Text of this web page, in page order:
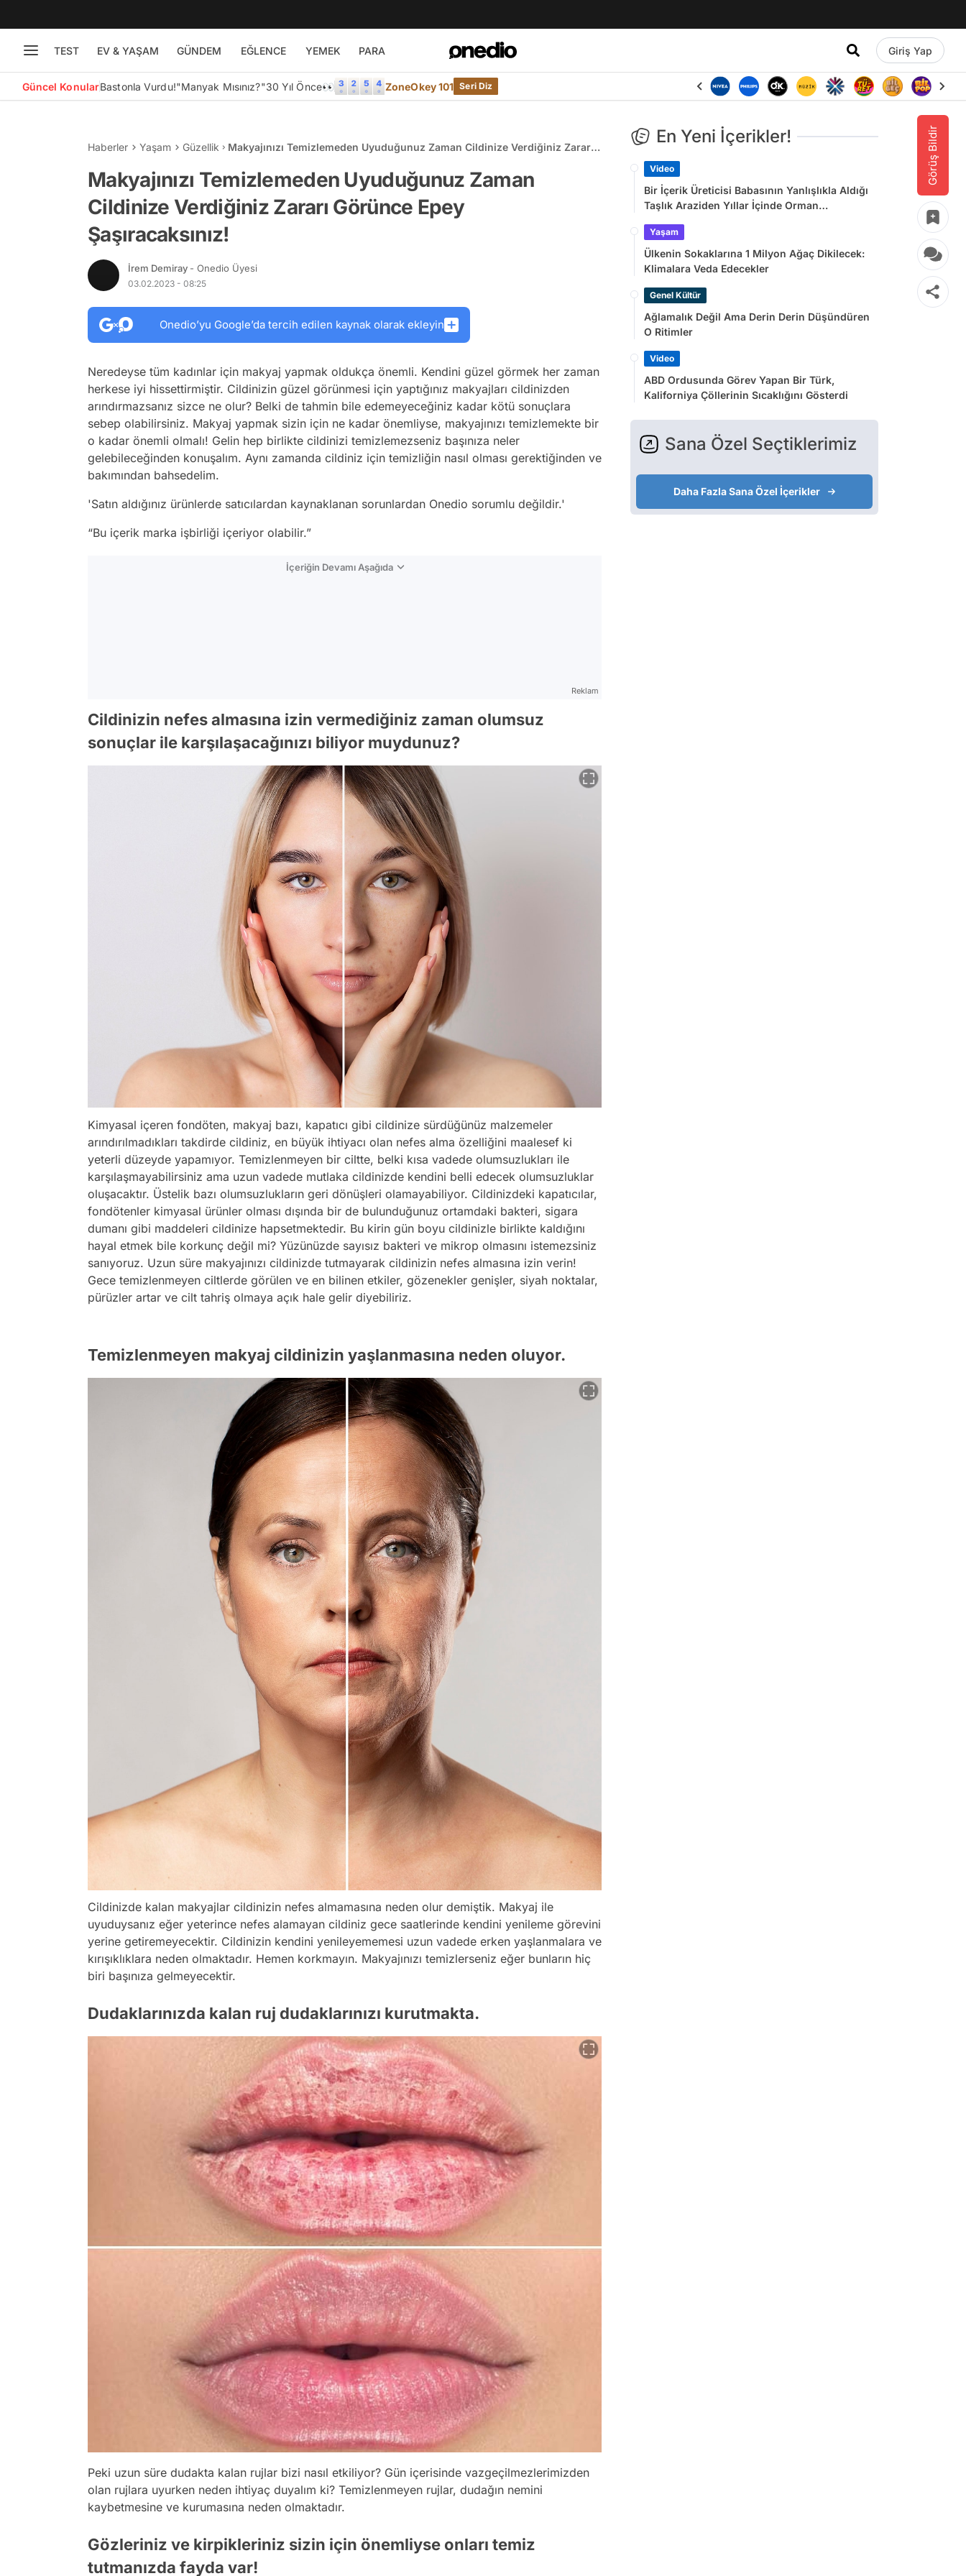
TEST EV & YAŞAM GÜNDEM EĞLENCE YEMEK PARA Giriş Yap
Güncel KonularBastonla Vurdu!"Manyak Mısınız?"30 Yıl Önce👀 ZoneOkey 101 Seri Diz
Görüş Bildir
Haberler Yaşam Güzellik
Makyajınızı Temizlemeden Uyuduğunuz Zaman Cildinize Verdiğiniz Zararı
Makyajınızı Temizlemeden Uyuduğunuz Zaman
Cildinize Verdiğiniz Zararı Görünce Epey
Şaşıracaksınız!
İrem Demiray - Onedio Üyesi
03.02.2023 - 08:25
Onedio’yu Google’da tercih edilen kaynak olarak ekleyin
Neredeyse tüm kadınlar için makyaj yapmak oldukça önemli. Kendini güzel görmek her zaman
herkese iyi hissettirmiştir. Cildinizin güzel görünmesi için yaptığınız makyajları cildinizden
arındırmazsanız sizce ne olur? Belki de tahmin bile edemeyeceğiniz kadar kötü sonuçlara
sebep olabilirsiniz. Makyaj yapmak sizin için ne kadar önemliyse, makyajınızı temizlemekte bir
o kadar önemli olmalı! Gelin hep birlikte cildinizi temizlemezseniz başınıza neler
gelebileceğinden konuşalım. Aynı zamanda cildiniz için temizliğin nasıl olması gerektiğinden ve
bakımından bahsedelim.
'Satın aldığınız ürünlerde satıcılardan kaynaklanan sorunlardan Onedio sorumlu değildir.'
“Bu içerik marka işbirliği içeriyor olabilir.”
İçeriğin Devamı Aşağıda
Reklam
Cildinizin nefes almasına izin vermediğiniz zaman olumsuz
sonuçlar ile karşılaşacağınızı biliyor muydunuz?
Kimyasal içeren fondöten, makyaj bazı, kapatıcı gibi cildinize sürdüğünüz malzemeler
arındırılmadıkları takdirde cildiniz, en büyük ihtiyacı olan nefes alma özelliğini maalesef ki
yeterli düzeyde yapamıyor. Temizlenmeyen bir ciltte, belki kısa vadede olumsuzlukları ile
karşılaşmayabilirsiniz ama uzun vadede mutlaka cildinizde kendini belli edecek olumsuzluklar
oluşacaktır. Üstelik bazı olumsuzlukların geri dönüşleri olamayabiliyor. Cildinizdeki kapatıcılar,
fondötenler kimyasal ürünler olması dışında bir de bulunduğunuz ortamdaki bakteri, sigara
dumanı gibi maddeleri cildinize hapsetmektedir. Bu kirin gün boyu cildinizle birlikte kaldığını
hayal etmek bile korkunç değil mi? Yüzünüzde sayısız bakteri ve mikrop olmasını istemezsiniz
sanıyoruz. Uzun süre makyajınızı cildinizde tutmayarak cildinizin nefes almasına izin verin!
Gece temizlenmeyen ciltlerde görülen ve en bilinen etkiler, gözenekler genişler, siyah noktalar,
pürüzler artar ve cilt tahriş olmaya açık hale gelir diyebiliriz.
Temizlenmeyen makyaj cildinizin yaşlanmasına neden oluyor.
Cildinizde kalan makyajlar cildinizin nefes almamasına neden olur demiştik. Makyaj ile
uyuduysanız eğer yeterince nefes alamayan cildiniz gece saatlerinde kendini yenileme görevini
yerine getiremeyecektir. Cildinizin kendini yenileyememesi uzun vadede erken yaşlanmalara ve
kırışıklıklara neden olmaktadır. Hemen korkmayın. Makyajınızı temizlerseniz eğer bunların hiç
biri başınıza gelmeyecektir.
Dudaklarınızda kalan ruj dudaklarınızı kurutmakta.
Peki uzun süre dudakta kalan rujlar bizi nasıl etkiliyor? Gün içerisinde vazgeçilmezlerimizden
olan rujlara uyurken neden ihtiyaç duyalım ki? Temizlenmeyen rujlar, dudağın nemini
kaybetmesine ve kurumasına neden olmaktadır.
Gözleriniz ve kirpikleriniz sizin için önemliyse onları temiz
tutmanızda fayda var!
En Yeni İçerikler!
Video
Bir İçerik Üreticisi Babasının Yanlışlıkla Aldığı
Taşlık Araziden Yıllar İçinde Orman
Yaşam
Ülkenin Sokaklarına 1 Milyon Ağaç Dikilecek:
Klimalara Veda Edecekler
Genel Kültür
Ağlamalık Değil Ama Derin Derin Düşündüren
O Ritimler
Video
ABD Ordusunda Görev Yapan Bir Türk,
Kaliforniya Çöllerinin Sıcaklığını Gösterdi
Sana Özel Seçtiklerimiz
Daha Fazla Sana Özel İçerikler